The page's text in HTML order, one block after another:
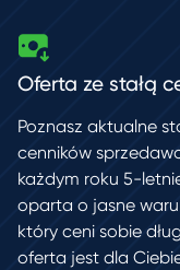
Oferta ze stałą
Poznasz aktualne
cenników
każdym roku 5-
oparta o jasne
który ceni sobie
oferta jest dla